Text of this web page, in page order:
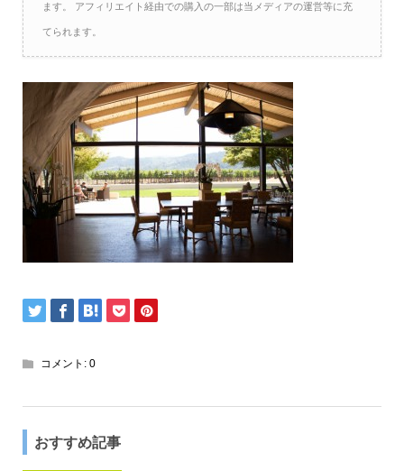
ます。 アフィリエイト経由での購入の一部は当メディアの運営等に充
てられます。
コメント: 0
おすすめ記事